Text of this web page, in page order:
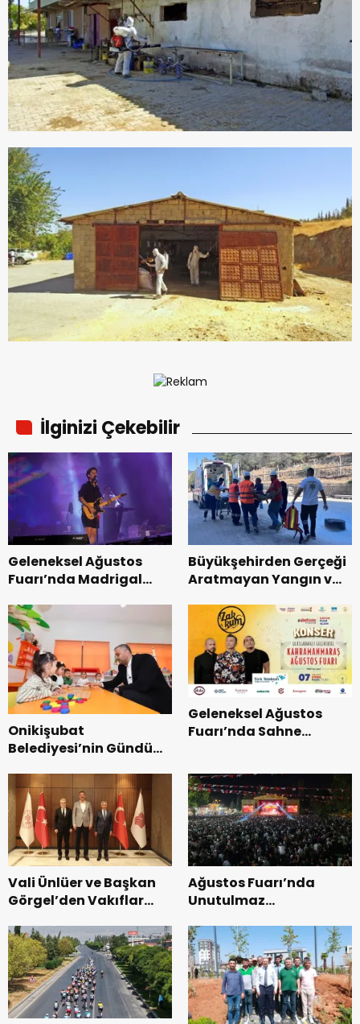
İlginizi Çekebilir
Geleneksel Ağustos
Fuarı’nda Madrigal
Büyükşehirden Gerçeği
Aratmayan Yangın ve
Onikişubat
Belediyesi’nin Gündüz
dönemin ön kayıtları
başladı.
Geleneksel Ağustos
Fuarı’nda Sahne
Vali Ünlüer ve Başkan
Görgel’den Vakıflar
ziyaret.
Ağustos Fuarı’nda
Unutulmaz